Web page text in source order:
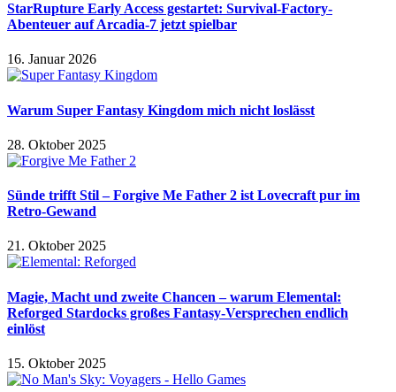
StarRupture Early Access gestartet: Survival-Factory-
Abenteuer auf Arcadia-7 jetzt spielbar
16. Januar 2026
Warum Super Fantasy Kingdom mich nicht loslässt
28. Oktober 2025
Sünde trifft Stil – Forgive Me Father 2 ist Lovecraft pur im
Retro-Gewand
21. Oktober 2025
Magie, Macht und zweite Chancen – warum Elemental:
Reforged Stardocks großes Fantasy-Versprechen endlich
einlöst
15. Oktober 2025